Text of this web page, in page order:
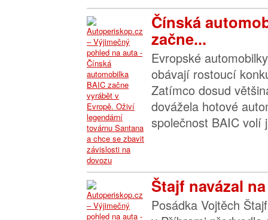
Čínská
začne...
Evropské
obávají rostoucí
Zatímco dosud
dovážela hotové
společnost BAIC volí
Štajf navázal
Posádka Vojtěch